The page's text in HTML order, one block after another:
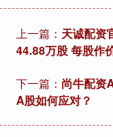
上一篇： 天诚配资
44.88万股 每股作
下一篇： 尚牛配资
A股如何应对？